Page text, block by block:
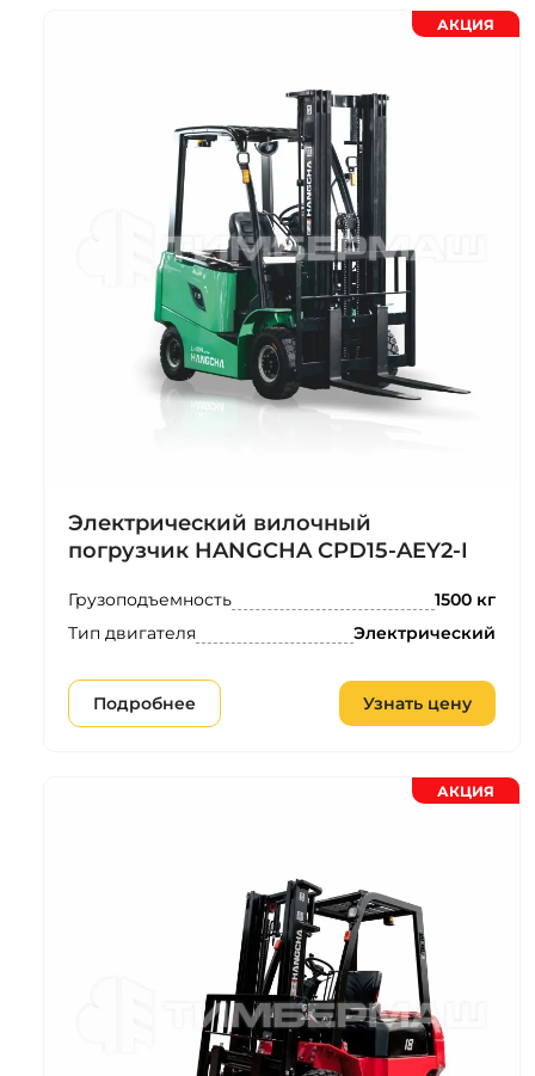
АКЦИЯ
Электрический вилочный
погрузчик HANGCHA CPD15-AEY2-I
Грузоподъемность 1500 кг
Тип двигателя Электрический
Подробнее Узнать цену
АКЦИЯ